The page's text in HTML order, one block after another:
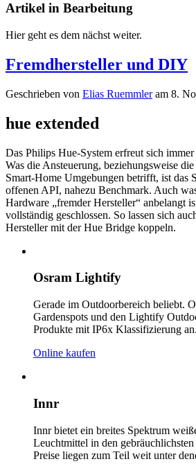
Artikel in Bearbeitung
Hier geht es dem nächst weiter.
Fremdhersteller und DIY
Geschrieben von Elias Ruemmleram 8.
hue extended
Das Philips Hue-System erfreut sich
Was die Ansteuerung, beziehungsweise
Smart-Home Umgebungen betrifft, ist das
offenen API, nahezu Benchmark. Auch
Hardware „fremder Hersteller“ anbelangt
vollständig geschlossen. So lassen sich
Hersteller mit der Hue Bridge koppeln.
Osram Lightify
Gerade im Outdoorbereich beliebt.
Gardenspots und den Lightify
Produkte mit IP6x Klassifizierung an.
Online kaufen
Innr
Innr bietet ein breites Spektrum
Leuchtmittel in den
Preise liegen zum Teil weit unter